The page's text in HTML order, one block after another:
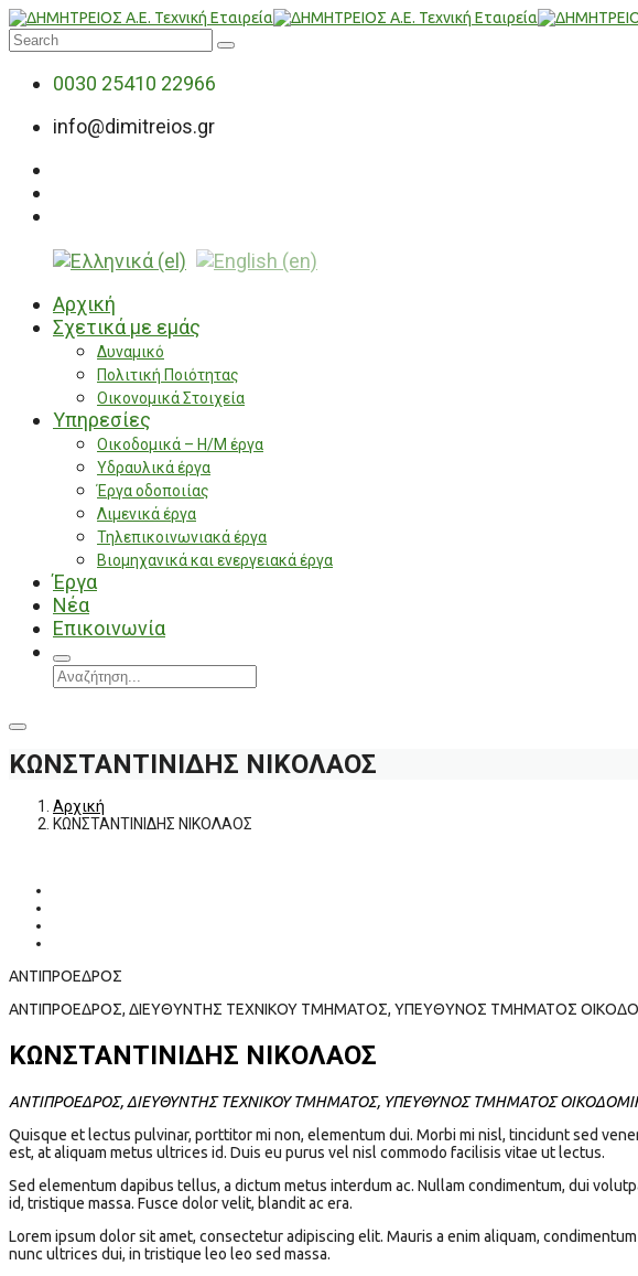
0030 25410 22966
info@dimitreios.gr
Αρχική
Σχετικά με εμάς
Δυναμικό
Πολιτική Ποιότητας
Οικονομικά Στοιχεία
Υπηρεσίες
Οικοδομικά – Η/Μ έργα
Υδραυλικά έργα
Έργα οδοποιίας
Λιμενικά έργα
Τηλεπικοινωνιακά έργα
Βιομηχανικά και ενεργειακά έργα
Έργα
Νέα
Επικοινωνία
ΚΩΝΣΤΑΝΤΙΝΙΔΗΣ ΝΙΚΟΛΑΟΣ
Αρχική
ΚΩΝΣΤΑΝΤΙΝΙΔΗΣ ΝΙΚΟΛΑΟΣ
ΑΝΤΙΠΡΟΕΔΡΟΣ
ΑΝΤΙΠΡΟΕΔΡΟΣ, ΔΙΕΥΘΥΝΤΗΣ ΤΕΧΝΙΚΟΥ ΤΜΗΜΑΤΟΣ, ΥΠΕΥΘΥΝΟΣ ΤΜΗΜΑΤΟΣ
ΚΩΝΣΤΑΝΤΙΝΙΔΗΣ ΝΙΚΟΛΑΟΣ
ΑΝΤΙΠΡΟΕΔΡΟΣ, ΔΙΕΥΘΥΝΤΗΣ ΤΕΧΝΙΚΟΥ ΤΜΗΜΑΤΟΣ, ΥΠΕΥΘΥΝΟΣ ΤΜΗΜΑΤΟΣ
Quisque et lectus pulvinar, porttitor mi non, elementum dui. Morbi mi nisl, tincidunt sed
est, at aliquam metus ultrices id. Duis eu purus vel nisl commodo facilisis vitae ut lectus.
Sed elementum dapibus tellus, a dictum metus interdum ac. Nullam condimentum, dui
id, tristique massa. Fusce dolor velit, blandit ac era.
Lorem ipsum dolor sit amet, consectetur adipiscing elit. Mauris a enim aliquam,
nunc ultrices dui, in tristique leo leo sed massa.